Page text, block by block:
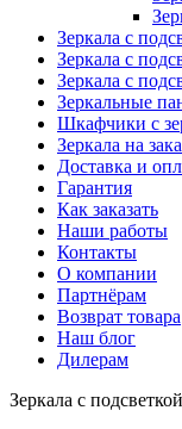
Зеркала с
Зеркала с
Зеркала с
Зеркальные
Шкафчики с
Зеркала на
Доставка и
Гарантия
Как заказать
Наши работы
Контакты
О компании
Партнёрам
Возврат товара
Наш блог
Дилерам
Зеркала с